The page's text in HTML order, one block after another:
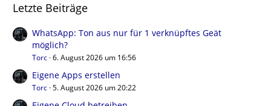
Letzte Beiträge
WhatsApp: Ton aus nur für 1 verknüpftes Geät
möglich?
Torc 6. August 2026 um 16:56
Eigene Apps erstellen
Torc 5. August 2026 um 20:22